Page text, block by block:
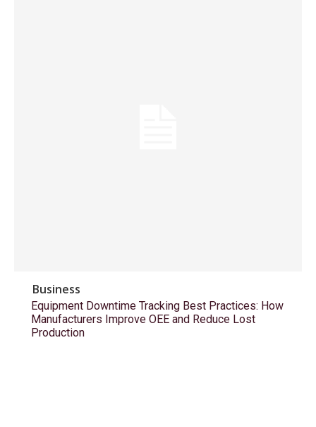
Business
Equipment Downtime Tracking Best Practices: How
Manufacturers Improve OEE and Reduce Lost
Production